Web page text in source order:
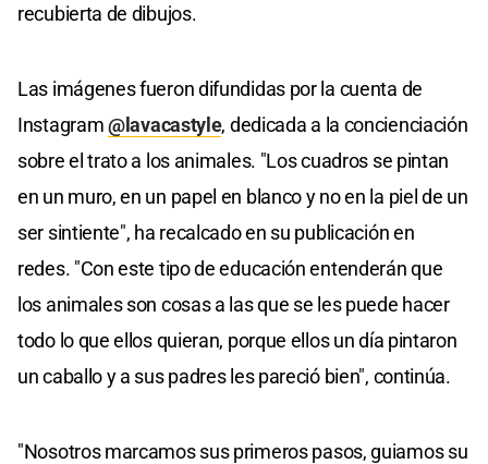
recubierta de dibujos.
Las imágenes fueron difundidas por la cuenta de
Instagram@lavacastyle, dedicada a la concienciación
sobre el trato a los animales. "Los cuadros se pintan
en un muro, en un papel en blanco y no en la piel de un
ser sintiente", ha recalcado en su publicación en
redes. "Con este tipo de educación entenderán que
los animales son cosas a las que se les puede hacer
todo lo que ellos quieran, porque ellos un día pintaron
un caballo y a sus padres les pareció bien", continúa.
"Nosotros marcamos sus primeros pasos, guiamos su